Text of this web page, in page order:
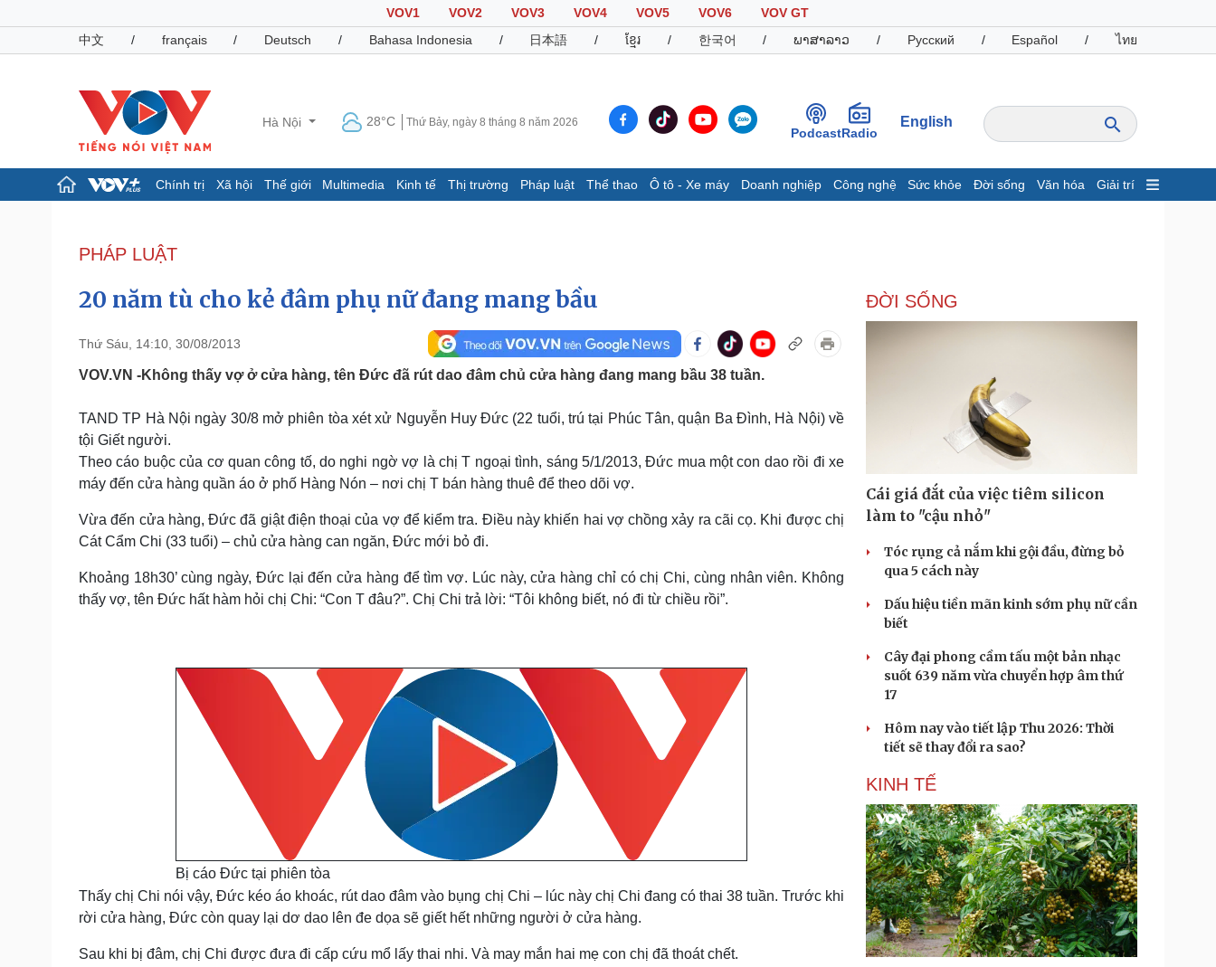
VOV1 VOV2 VOV3 VOV4 VOV5 VOV6
VOV GT
中文
/ français / Deutsch / Bahasa Indonesia / 日本語 / ខ្មែរ / 한국어 / ພາສາລາວ / Русский / Español / ไทย
Hà Nội 28°C Thứ Bảy, ngày 8 tháng 8 năm 2026
PodcastRadio
English
Chính trị Xã hội Thế giới Multimedia Kinh tế Thị trường Pháp luật Thể thao Ô tô - Xe máy Doanh nghiệp Công nghệ Sức khỏe Đời sống Văn hóa Giải trí
Đảng
Tổ chức nhân sự
Nhận diện sự thật
Giáo dục
Dấu ấn VOV
Giá cà phê
Pháp luật
Tin nóng
Tư vấn luật
Quân sự - Quốc phòng
Việt Nam
Thể thao
Lịch thi đấu bóng đá
eSports
Hậu trường
Ô tô - Xe máy
Xe máy
Doanh nghiệp 24h
Vì cộng đồng
Sành điệu
Tin Công nghệ
Trải nghiệm
Chuyển đổi số
Dinh dưỡng - món ngon
Cây thuốc
Nhi khoa
Nam khoa
Nhà đẹp
Blog
Sân khấu - Điện ảnh
Văn học
Di sản
Nghệ sĩ
Tư vấn
Podcast
Đọc truyện đêm khuya
Hạt giống tâm hồn
PHÁP LUẬT
20 năm tù cho kẻ đâm phụ nữ đang mang bầu
Thứ Sáu, 14:10, 30/08/2013
VOV.VN -Không thấy vợ ở cửa hàng, tên Đức đã rút dao đâm chủ cửa hàng đang mang bầu 38 tuần.
TAND TP Hà Nội ngày 30/8 mở phiên tòa xét xử Nguyễn Huy Đức (22 tuổi, trú tại Phúc Tân, quận Ba Đình, Hà Nội) về
tội Giết người.
Theo cáo buộc của cơ quan công tố, do nghi ngờ vợ là chị T ngoại tình, sáng 5/1/2013, Đức mua một con dao rồi đi xe
máy đến cửa hàng quần áo ở phố Hàng Nón – nơi chị T bán hàng thuê để theo dõi vợ.
Vừa đến cửa hàng, Đức đã giật điện thoại của vợ để kiểm tra. Điều này khiến hai vợ chồng xảy ra cãi cọ. Khi được chị
Cát Cẩm Chi (33 tuổi) – chủ cửa hàng can ngăn, Đức mới bỏ đi.
Khoảng 18h30’ cùng ngày, Đức lại đến cửa hàng để tìm vợ. Lúc này, cửa hàng chỉ có chị Chi, cùng nhân viên. Không
thấy vợ, tên Đức hất hàm hỏi chị Chi: “Con T đâu?”. Chị Chi trả lời: “Tôi không biết, nó đi từ chiều rồi”.
Bị cáo Đức tại phiên tòa
Thấy chị Chi nói vậy, Đức kéo áo khoác, rút dao đâm vào bụng chị Chi – lúc này chị Chi đang có thai 38 tuần. Trước khi
rời cửa hàng, Đức còn quay lại dơ dao lên đe dọa sẽ giết hết những người ở cửa hàng.
Sau khi bị đâm, chị Chi được đưa đi cấp cứu mổ lấy thai nhi. Và may mắn hai mẹ con chị đã thoát chết.
ĐỜI SỐNG
Cái giá đắt của việc tiêm silicon
làm to "cậu nhỏ"
Tóc rụng cả nắm khi gội đầu, đừng bỏ
qua 5 cách này
Dấu hiệu tiền mãn kinh sớm phụ nữ cần
biết
Cây đại phong cầm tấu một bản nhạc
suốt 639 năm vừa chuyển hợp âm thứ
17
Hôm nay vào tiết lập Thu 2026: Thời
tiết sẽ thay đổi ra sao?
KINH TẾ